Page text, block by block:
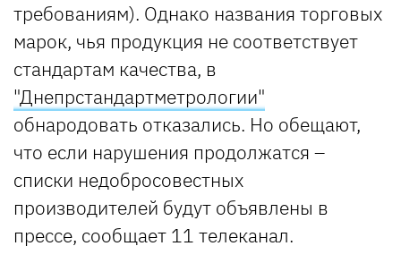
требованиям). Однако названия торговых
марок, чья продукция не соответствует
стандартам качества, в
"Днепрстандартметрологии"
обнародовать отказались. Но обещают,
что если нарушения продолжатся –
списки недобросовестных
производителей будут объявлены в
прессе, сообщает 11 телеканал.